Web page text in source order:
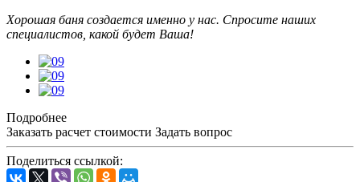
Хорошая баня создается именно у нас. Спросите наших
специалистов , какой будет Ваша!
Подробнее
Заказать расчет стоимости Задать вопрос
Поделиться ссылкой: